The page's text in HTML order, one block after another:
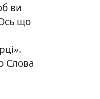
ви
що
Слова